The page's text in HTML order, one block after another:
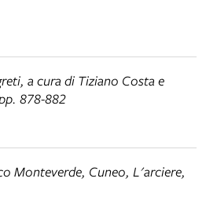
, a cura di Tiziano Costa e
878-882
Monteverde, Cuneo, L'arciere,